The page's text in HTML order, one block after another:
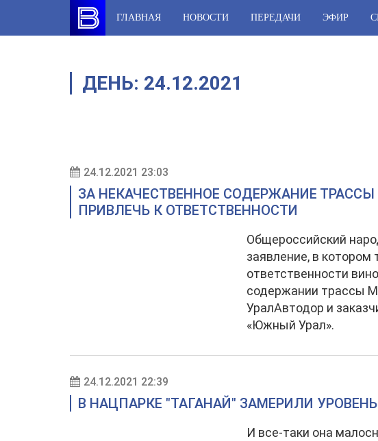
content
ГЛАВНАЯ НОВОСТИ ПЕРЕДАЧИ ЭФИР
ДЕНЬ: 24.12.2021
24.12.2021 23:03
ЗА НЕКАЧЕСТВЕННОЕ СОДЕРЖАНИЕ
ПРИВЛЕЧЬ К ОТВЕТСТВЕННОСТИ
Общероссийский
заявление, в котором
ответственности
содержании трассы
УралАвтодор и
«Южный Урал».
24.12.2021 22:39
В НАЦПАРКЕ "ТАГАНАЙ" ЗАМЕРИЛИ
И все-таки она